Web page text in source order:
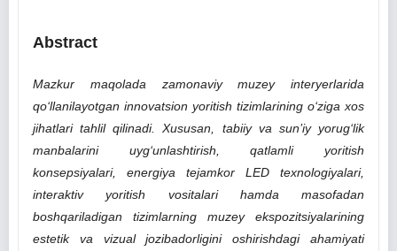
Abstract
Mazkur maqolada zamonaviy muzey interyerlarida
qo‘llanilayotgan innovatsion yoritish tizimlarining o‘ziga xos
jihatlari tahlil qilinadi. Xususan, tabiiy va sun’iy yorug‘lik
manbalarini uyg‘unlashtirish, qatlamli yoritish
konsepsiyalari, energiya tejamkor LED texnologiyalari,
interaktiv yoritish vositalari hamda masofadan
boshqariladigan tizimlarning muzey ekspozitsiyalarining
estetik va vizual jozibadorligini oshirishdagi ahamiyati